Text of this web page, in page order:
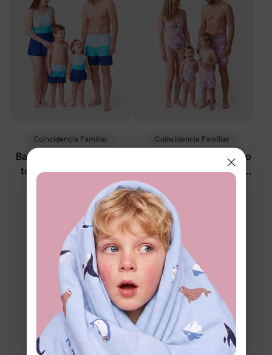
Coincidencia Familiar
Bañadores a juego para
toda la familia en azul
Coincidencia Familiar
Bañador de flores a juego
para toda la familia en